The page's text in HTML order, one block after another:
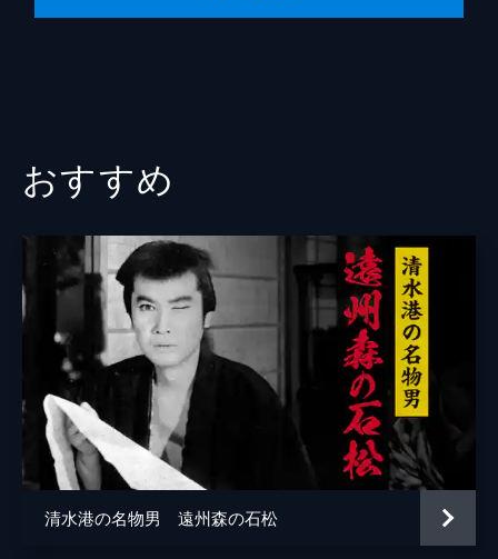
おすすめ
清水港の名物男 遠州森の石松